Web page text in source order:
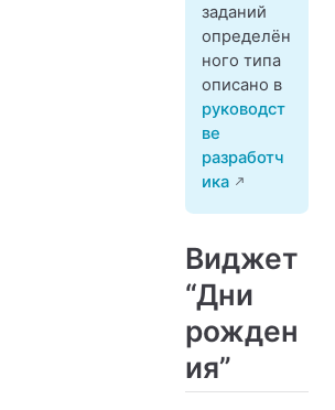
заданий
определён
ного типа
описано в
руководст
ве
разработч
ика
Виджет
“Дни
рожден
ия”